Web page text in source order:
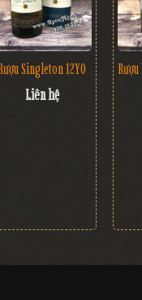
Singleton 12YO
Liên hệ